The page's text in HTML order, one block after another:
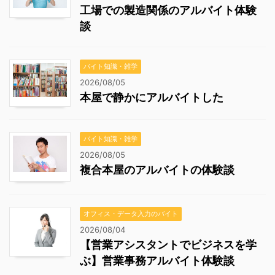
工場での製造関係のアルバイト体験
談
バイト知識・雑学
2026/08/05
本屋で静かにアルバイトした
バイト知識・雑学
2026/08/05
複合本屋のアルバイトの体験談
オフィス・データ入力のバイト
2026/08/04
【営業アシスタントでビジネスを学
ぶ】営業事務アルバイト体験談